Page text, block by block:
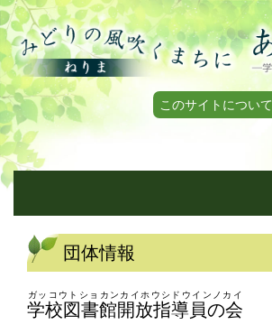
このサイトについて
団体情報
学校図書館開放指導員の会
ガッコウトショカンカイホウシドウインノカイ